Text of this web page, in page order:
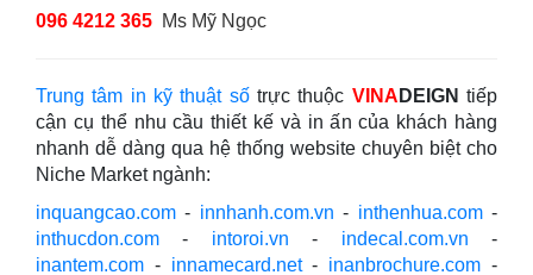
096 4212 365 Ms Mỹ Ngọc
Trung tâm in kỹ thuật sốtrực thuộc VINA DEIGN tiếp
cận cụ thể nhu cầu thiết kế và in ấn của khách hàng
nhanh dễ dàng qua hệ thống website chuyên biệt cho
Niche Market ngành:
inquangcao.com - innhanh.com.vn - inthenhua.com-
inthucdon.com - intoroi.vn - indecal.com.vn -
inantem.com - innamecard.net- inanbrochure.com -